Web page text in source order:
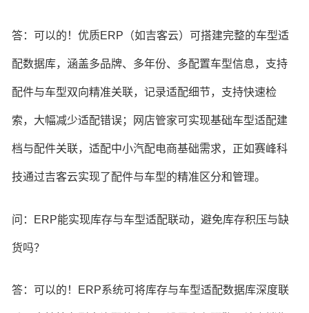
答：可以的！优质ERP（如吉客云）可搭建完整的车型适
配数据库，涵盖多品牌、多年份、多配置车型信息，支持
配件与车型双向精准关联，记录适配细节，支持快速检
索，大幅减少适配错误；网店管家可实现基础车型适配建
档与配件关联，适配中小汽配电商基础需求，正如赛峰科
技通过吉客云实现了配件与车型的精准区分和管理。
问：ERP能实现库存与车型适配联动，避免库存积压与缺
货吗？
答：可以的！ERP系统可将库存与车型适配数据库深度联